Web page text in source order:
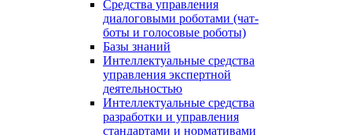
Средства управления
диалоговыми роботами (чат-
боты и голосовые роботы)
Базы знаний
Интеллектуальные средства
управления экспертной
деятельностью
Интеллектуальные средства
разработки и управления
стандартами и нормативами